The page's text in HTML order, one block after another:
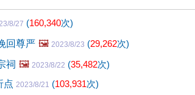
8/27 (160,340次)
回尊严 🖼️ 2023/8/23 (29,262次)
祠 🖼️ 2023/8/22 (35,482次)
点 2023/8/21 (103,931次)